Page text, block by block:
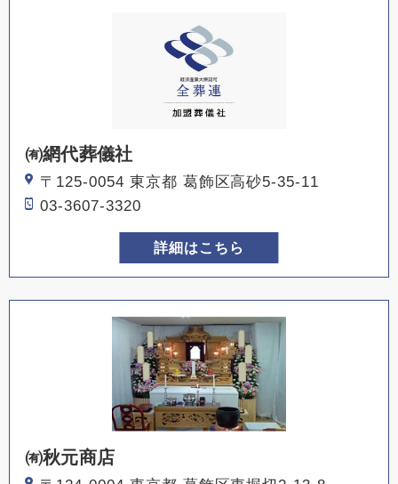
㈲網代葬儀社
〒125-0054 東京都 葛飾区高砂5-35-11
03-3607-3320
詳細はこちら
㈲秋元商店